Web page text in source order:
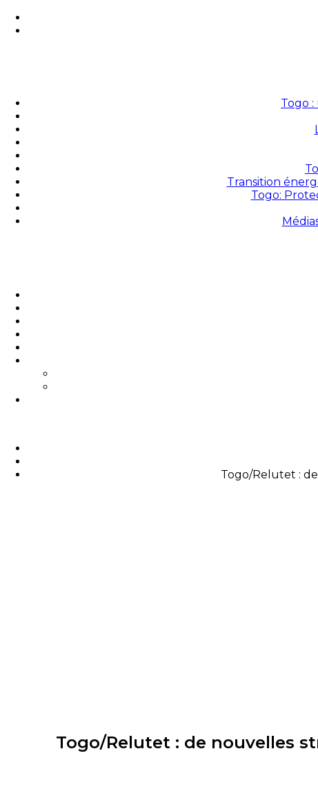
Togo
Transition
Togo:
Togo/Relutet :
Togo/Relutet : de nouvelles